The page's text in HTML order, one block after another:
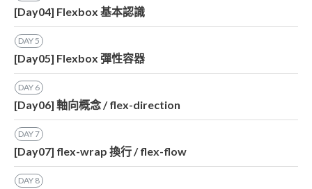
[Day04] Flexbox 基本認識
DAY5
[Day05] Flexbox 彈性容器
DAY 6
[Day06] 軸向概念 / flex-direction
DAY7
[Day07] flex-wrap 換行 / flex-flow
DAY 8